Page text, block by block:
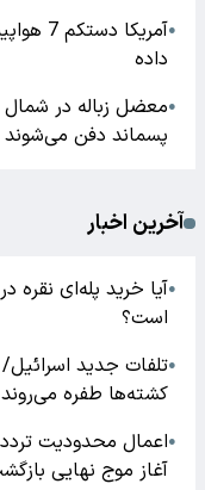
●
داده
●معضل زباله در
پسماند دفن می‌شوند
آخرین اخبار
●آیا خرید پله‌ای نقره
است؟
●تلفات جدید
کشته‌ها طفره می‌روند
●
آغاز موج نهایی